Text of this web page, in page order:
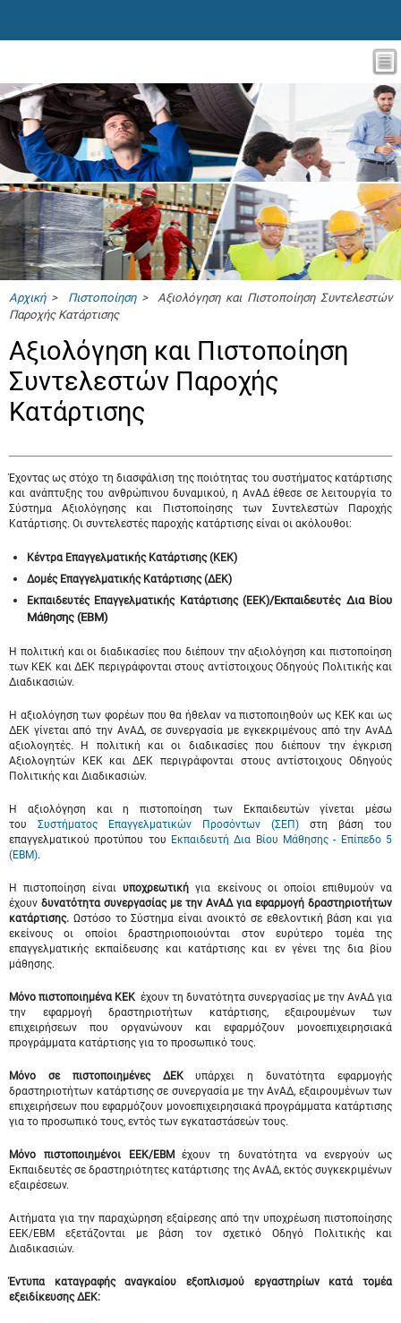
Αρχική> Πιστοποίηση> Αξιολόγηση και Πιστοποίηση Συντελεστών
Παροχής Κατάρτισης
Αξιολόγηση και Πιστοποίηση
Συντελεστών Παροχής
Κατάρτισης
Έχοντας ως στόχο τη διασφάλιση της ποιότητας του συστήματος κατάρτισης
και ανάπτυξης του ανθρώπινου δυναμικού, η ΑνΑΔ έθεσε σε λειτουργία το
Σύστημα Αξιολόγησης και Πιστοποίησης των Συντελεστών Παροχής
Κατάρτισης. Οι συντελεστές παροχής κατάρτισης είναι οι ακόλουθοι:
Κέντρα Επαγγελματικής Κατάρτισης (ΚΕΚ)
Δομές Επαγγελματικής Κατάρτισης (ΔΕΚ)
Εκπαιδευτές Επαγγελματικής Κατάρτισης (ΕΕΚ)/Εκπαιδευτές Δια Βίου
Μάθησης (ΕΒΜ)
Η πολιτική και οι διαδικασίες που διέπουν την αξιολόγηση και πιστοποίηση
των ΚΕΚ και ΔΕΚ περιγράφονται στους αντίστοιχους Οδηγούς Πολιτικής και
Διαδικασιών.
Η αξιολόγηση των φορέων που θα ήθελαν να πιστοποιηθούν ως ΚΕΚ και ως
ΔΕΚ γίνεται από την ΑνΑΔ, σε συνεργασία με εγκεκριμένους από την ΑνΑΔ
αξιολογητές. Η πολιτική και οι διαδικασίες που διέπουν την έγκριση
Αξιολογητών ΚΕΚ και ΔΕΚ περιγράφονται στους αντίστοιχους Οδηγούς
Πολιτικής και Διαδικασιών.
Η αξιολόγηση και η πιστοποίηση των Εκπαιδευτών γίνεται μέσω
του Συστήματος Επαγγελματικών Προσόντων (ΣΕΠ) στη βάση του
επαγγελματικού προτύπου του Εκπαιδευτή Δια Βίου Μάθησης - Επίπεδο 5
(ΕΒΜ).
Η πιστοποίηση είναιυποχρεωτική για εκείνους οι οποίοι επιθυμούν να
έχουν δυνατότητα συνεργασίας με την ΑνΑΔ για εφαρμογή δραστηριοτήτων
κατάρτισης. Ωστόσο το Σύστημα είναι ανοικτό σε εθελοντική βάση και για
εκείνους οι οποίοι δραστηριοποιούνται στον ευρύτερο τομέα της
επαγγελματικής εκπαίδευσης και κατάρτισης και εν γένει της δια βίου
μάθησης.
Μόνο πιστοποιημένα ΚΕΚ έχουν τη δυνατότητα συνεργασίας με την ΑνΑΔ για
την εφαρμογή δραστηριοτήτων κατάρτισης, εξαιρουμένων των
επιχειρήσεων που οργανώνουν και εφαρμόζουν μονοεπιχειρησιακά
προγράμματα κατάρτισης για το προσωπικό τους.
Μόνο σε πιστοποιημένες ΔΕΚυπάρχει η δυνατότητα εφαρμογής
δραστηριοτήτων κατάρτισης σε συνεργασία με την ΑνΑΔ, εξαιρουμένων των
επιχειρήσεων που εφαρμόζουν μονοεπιχειρησιακά προγράμματα κατάρτισης
για το προσωπικό τους, εντός των εγκαταστάσεών τους.
Μόνο πιστοποιημένοι ΕΕΚ/ΕΒΜ έχουν τη δυνατότητα να ενεργούν ως
Εκπαιδευτές σε δραστηριότητες κατάρτισης της ΑνΑΔ, εκτός συγκεκριμένων
εξαιρέσεων.
Αιτήματα για την παραχώρηση εξαίρεσης από την υποχρέωση πιστοποίησης
ΕΕΚ/ΕΒΜ εξετάζονται με βάση τον σχετικό Οδηγό Πολιτικής και
Διαδικασιών.
Έντυπα καταγραφής αναγκαίου εξοπλισμού εργαστηρίων κατά τομέα
εξειδίκευσης ΔΕΚ: